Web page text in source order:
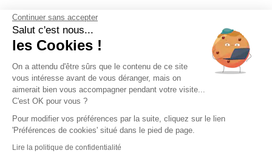
CONTACT
04 42 20 78 42
Du lundi au jeudi de 8h30 à 16h30 & le
vendredi de 8h30 à 15h30
Continuer sans accepter
Salut c'est nous...
les Cookies !
On a attendu d'être sûrs que le contenu de ce site
vous intéresse avant de vous déranger, mais on
aimerait bien vous accompagner pendant votre visite...
C'est OK pour vous ?
Pour modifier vos préférences par la suite, cliquez sur le lien
'Préférences de cookies' situé dans le pied de page.
Lire la politique de confidentialité